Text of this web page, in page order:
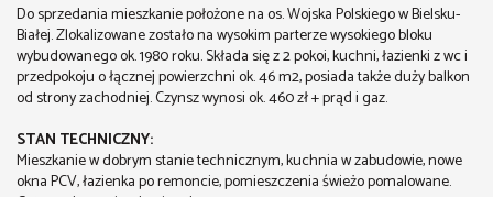
Do sprzedania mieszkanie położone na os. Wojska Polskiego w Bielsku-
Białej. Zlokalizowane zostało na wysokim parterze wysokiego bloku
wybudowanego ok. 1980 roku. Składa się z 2 pokoi, kuchni, łazienki z wc i
przedpokoju o łącznej powierzchni ok. 46 m2, posiada także duży balkon
od strony zachodniej. Czynsz wynosi ok. 460 zł + prąd i gaz.
STAN TECHNICZNY:
Mieszkanie w dobrym stanie technicznym, kuchnia w zabudowie, nowe
okna PCV, łazienka po remoncie, pomieszczenia świeżo pomalowane.